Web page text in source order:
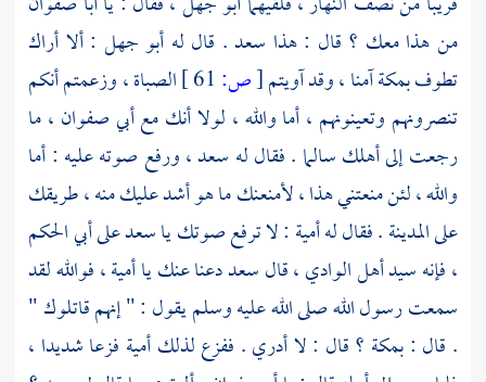
من هذا معك ؟ قال : هذا سعد. قال له أبو جهل : ألا أراك
تطوفبمكةآمنا ، وقد آويتم[ص:
الصباة ، وزعمتم أنكم
تنصرونهم وتعينونهم ، أما والله ، لولا أنك معأبي صفوان ، ما
رجعت إلى أهلك سالما . فقال له سعد، ورفع صوته عليه : أما
والله ، لئن منعتني هذا ، لأمنعنك ما هو أشد عليك منه ، طريقك
علىالمدينة. فقال لهأمية : لا ترفع صوتك ياسعدعلىأبي الحكم
، فإنه سيد أهل الوادي ، قالسعددعنا عنك ياأمية، فوالله لقد
سمعت رسول الله صلى الله عليه وسلم يقول : " إنهم قاتلوك "
. قال :بمكة ؟قال : لا أدري . ففزع لذلكأمية فزعا شديدا ،